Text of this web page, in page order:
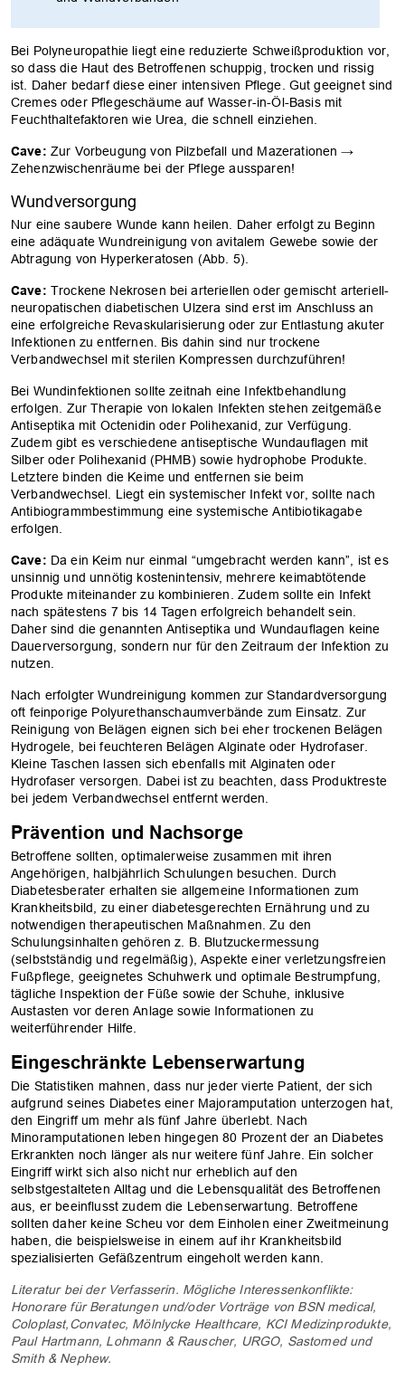
Bei Polyneuropathie liegt eine reduzierte Schweißproduktion vor,
so dass die Haut des Betroffenen schuppig, trocken und rissig
ist. Daher bedarf diese einer intensiven Pflege. Gut geeignet sind
Cremes oder Pflegeschäume auf Wasser-in-Öl-Basis mit
Feuchthaltefaktoren wie Urea, die schnell einziehen.
Cave: Zur Vorbeugung von Pilzbefall und Mazerationen →
Zehenzwischenräume bei der Pflege aussparen!
Wundversorgung
Nur eine saubere Wunde kann heilen. Daher erfolgt zu Beginn
eine adäquate Wundreinigung von avitalem Gewebe sowie der
Abtragung von Hyperkeratosen (Abb. 5).
Cave: Trockene Nekrosen bei arteriellen oder gemischt arteriell-
neuropatischen diabetischen Ulzera sind erst im Anschluss an
eine erfolgreiche Revaskularisierung oder zur Entlastung akuter
Infektionen zu entfernen. Bis dahin sind nur trockene
Verbandwechsel mit sterilen Kompressen durchzuführen!
Bei Wundinfektionen sollte zeitnah eine Infektbehandlung
erfolgen. Zur Therapie von lokalen Infekten stehen zeitgemäße
Antiseptika mit Octenidin oder Polihexanid, zur Verfügung.
Zudem gibt es verschiedene antiseptische Wundauflagen mit
Silber oder Polihexanid (PHMB) sowie hydrophobe Produkte.
Letztere binden die Keime und entfernen sie beim
Verbandwechsel. Liegt ein systemischer Infekt vor, sollte nach
Antibiogrammbestimmung eine systemische Antibiotikagabe
erfolgen.
Cave: Da ein Keim nur einmal “umgebracht werden kann”, ist es
unsinnig und unnötig kostenintensiv, mehrere keimabtötende
Produkte miteinander zu kombinieren. Zudem sollte ein Infekt
nach spätestens 7 bis 14 Tagen erfolgreich behandelt sein.
Daher sind die genannten Antiseptika und Wundauflagen keine
Dauerversorgung, sondern nur für den Zeitraum der Infektion zu
nutzen.
Nach erfolgter Wundreinigung kommen zur Standardversorgung
oft feinporige Polyurethanschaumverbände zum Einsatz. Zur
Reinigung von Belägen eignen sich bei eher trockenen Belägen
Hydrogele, bei feuchteren Belägen Alginate oder Hydrofaser.
Kleine Taschen lassen sich ebenfalls mit Alginaten oder
Hydrofaser versorgen. Dabei ist zu beachten, dass Produktreste
bei jedem Verbandwechsel entfernt werden.
Prävention und Nachsorge
Betroffene sollten, optimalerweise zusammen mit ihren
Angehörigen, halbjährlich Schulungen besuchen. Durch
Diabetesberater erhalten sie allgemeine Informationen zum
Krankheitsbild, zu einer diabetesgerechten Ernährung und zu
notwendigen therapeutischen Maßnahmen. Zu den
Schulungsinhalten gehören z. B. Blutzuckermessung
(selbstständig und regelmäßig), Aspekte einer verletzungsfreien
Fußpflege, geeignetes Schuhwerk und optimale Bestrumpfung,
tägliche Inspektion der Füße sowie der Schuhe, inklusive
Austasten vor deren Anlage sowie Informationen zu
weiterführender Hilfe.
Eingeschränkte Lebenserwartung
Die Statistiken mahnen, dass nur jeder vierte Patient, der sich
aufgrund seines Diabetes einer Majoramputation unterzogen hat,
den Eingriff um mehr als fünf Jahre überlebt. Nach
Minoramputationen leben hingegen 80 Prozent der an Diabetes
Erkrankten noch länger als nur weitere fünf Jahre. Ein solcher
Eingriff wirkt sich also nicht nur erheblich auf den
selbstgestalteten Alltag und die Lebensqualität des Betroffenen
aus, er beeinflusst zudem die Lebenserwartung. Betroffene
sollten daher keine Scheu vor dem Einholen einer Zweitmeinung
haben, die beispielsweise in einem auf ihr Krankheitsbild
spezialisierten Gefäßzentrum eingeholt werden kann.
Literatur bei der Verfasserin. Mögliche Interessenkonflikte:
Honorare für Beratungen und/oder Vorträge von BSN medical,
Coloplast,Convatec, Mölnlycke Healthcare, KCI Medizinprodukte,
Paul Hartmann, Lohmann & Rauscher, URGO, Sastomed und
Smith & Nephew.